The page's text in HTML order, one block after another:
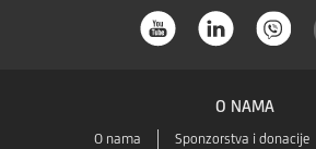
O NAMA
O nama Sponzorstva i donacije